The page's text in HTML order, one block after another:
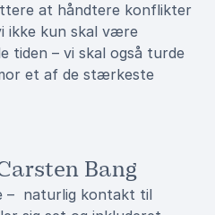
at håndtere konflikter
ikke kun skal være
tiden – vi skal også turde
et af de stærkeste
Bang
– naturlig kontakt til